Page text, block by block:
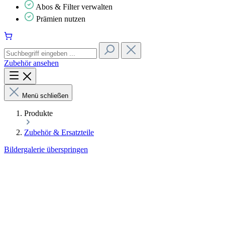
Abos & Filter verwalten
Prämien nutzen
Zubehör ansehen
Menü schließen
Produkte
Zubehör & Ersatzteile
Bildergalerie überspringen